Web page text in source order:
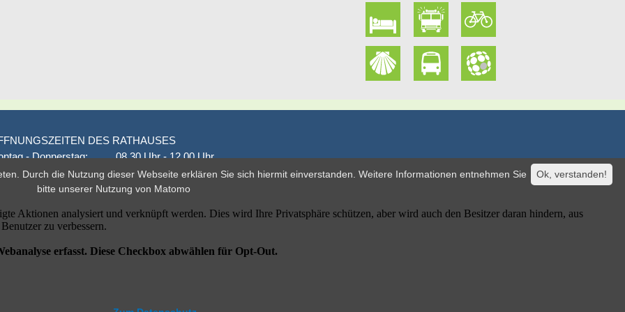
DES RATHAUSES
- Donnerstag:
08.30 Uhr - 12.00 Uhr
auch:
14.00 Uhr - 18.00 Uhr
1. und 3. Montag
16.00 Uhr - 18.00 Uhr
nach Vereinbarung
Ok, verstanden!
Durch die Nutzung dieser Webseite erklären Sie sich hiermit einverstanden. Weitere Informationen entnehmen Sie
bitte unserer Nutzung von Matomo